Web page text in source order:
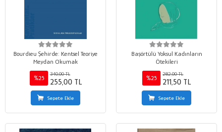
Bourdieu Şehirde: Kentsel Teoriye
Meydan Okumak
%25
340,00 TL
255,00 TL
Sepete Ekle
Başörtülü Yoksul Kadınların
Ötekileri
%25
282,00 TL
211,50 TL
Sepete Ekle